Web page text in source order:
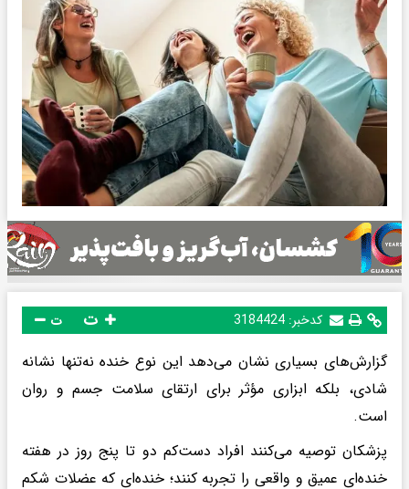
کدخبر: 3184424 ت
گزارش‌های بسیاری نشان می‌دهد این نوع خنده نه‌تنها نشانه
شادی، بلکه ابزاری مؤثر برای ارتقای سلامت جسم و روان
است.
پزشکان توصیه می‌کنند افراد دست‌کم دو تا پنج روز در هفته
خنده‌ای عمیق و واقعی را تجربه کنند؛ خنده‌ای که عضلات شکم